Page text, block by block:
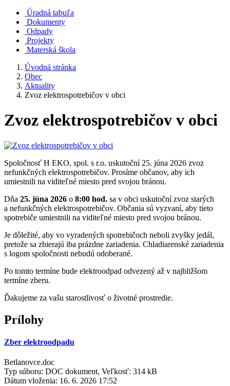
Úradná tabuľa
Dokumenty
Odpady
Projekty
Materská škola
Úvodná stránka
Obec
Aktuality
Zvoz elektrospotrebičov v obci
Zvoz elektrospotrebičov v obci
Spoločnosť H EKO, spol. s r.o. uskutoční 25. júna 2026 zvoz
nefunkčných elektrospotrebičov. Prosíme občanov, aby ich
umiestnili na viditeľné miesto pred svojou bránou.
Dňa 25. júna 2026 o 8:00 hod. sa v obci uskutoční zvoz starých
a nefunkčných elektrospotrebičov. Občania sú vyzvaní, aby tieto
spotrebiče umiestnili na viditeľné miesto pred svojou bránou.
Je dôležité, aby vo vyradených spotrebičoch neboli zvyšky jedál,
pretože sa zbierajú iba prázdne zariadenia. Chladiarenské zariadenia
s logom spoločnosti nebudú odoberané.
Po tomto termíne bude elektroodpad odvezený až v najbližšom
termíne zberu.
Ďakujeme za vašu starostlivosť o životné prostredie.
Prílohy
Zber elektroodpadu
Betlanovce.doc
Typ súboru: DOC dokument, Veľkosť: 314 kB
Dátum vloženia: 16. 6. 2026 17:52